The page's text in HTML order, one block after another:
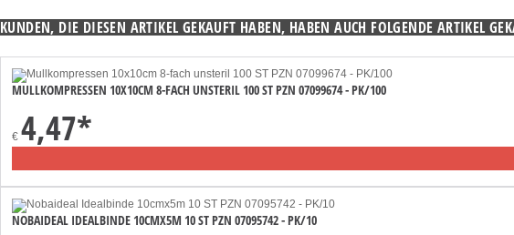
KUNDEN, DIE DIESEN ARTIKEL GEKAUFT HABEN, HABEN AUCH FOLGENDE ARTIKEL
MULLKOMPRESSEN 10X10CM 8-FACH UNSTERIL 100 ST PZN 07099674 - PK/100
€ 4,47*
NOBAIDEAL IDEALBINDE 10CMX5M 10 ST PZN 07095742 - PK/10